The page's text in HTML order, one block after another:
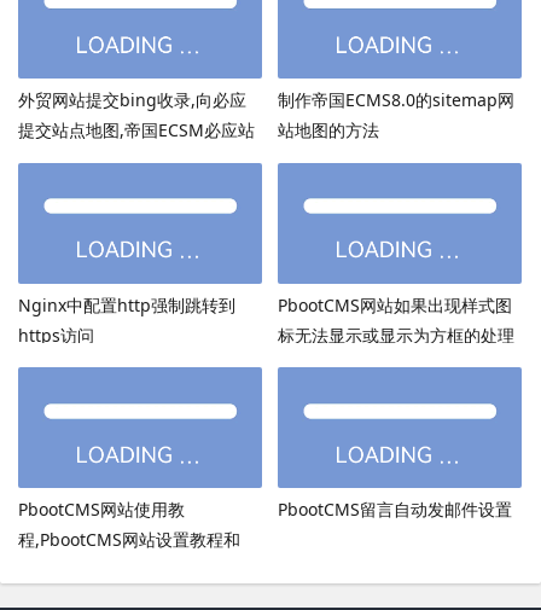
外贸网站提交bing收录,向必应
提交站点地图,帝国ECSM必应站
点图sitemap提交
制作帝国ECMS8.0的sitemap网
站地图的方法
Nginx中配置http强制跳转到
https访问
PbootCMS网站如果出现样式图
标无法显示或显示为方框的处理
方法
PbootCMS网站使用教
程,PbootCMS网站设置教程和
PbootCMS留言自动发邮件设置